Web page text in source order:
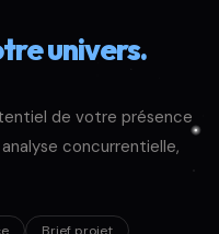
univers.
de votre présence
concurrentielle,